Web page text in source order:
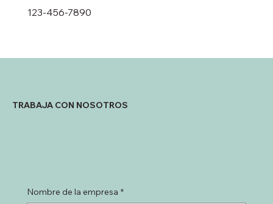
123-456-7890
TRABAJA CON NOSOTROS
Nombre de la empresa *